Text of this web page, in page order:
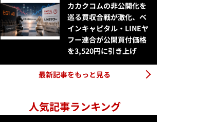
カカクコムの非公開化を
巡る買収合戦が激化、ベ
インキャピタル・LINEヤ
フー連合が公開買付価格
を3,520円に引き上げ
最新記事をもっと見る
人気記事ランキング